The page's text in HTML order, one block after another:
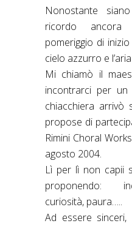
Nonostante
ricordo
pomeriggio di
cielo azzurro e
Mi chiamò il
incontrarci per
chiacchiera
propose di
Rimini Choral
agosto 2004.
Lì per lì non capii
proponendo:
curiosità, paura…..
Ad essere